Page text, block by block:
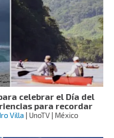
celebrar el Día del
para recordar
Villa | UnoTV | México